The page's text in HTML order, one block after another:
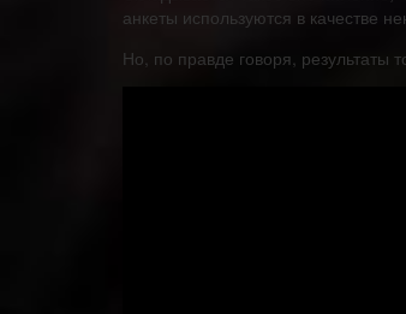
анкеты используются в качестве
Но, по правде говоря, результаты